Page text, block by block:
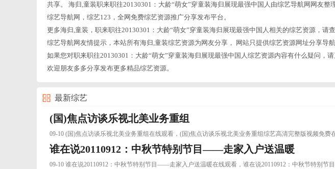
共享。 海归,童装职来职往20130301：大龄“萌女”穿童装海归展现最强中国人由综艺导航网网友整
综艺导航网，综艺123，全网免费综艺资源推广分享发布平台。
更多海归,童装，职来职往20130301：大龄“萌女”穿童装海归展现最强中国人相关的综艺资源，请
综艺导航网友情提示，本站所有海归,童装综艺资源为网友分享， 网站只提供综艺资源网址分享导航
如果您对职来职往20130301：大龄“萌女”穿童装海归展现最强中国人综艺资源内容有什么疑问，请
欢迎朋友多多分享发布更多精品综艺资源。
最新综艺
(国)焦点访谈乐视北美业务重组
09-10 (国)焦点访谈乐视北美业务重组在线观看，(国)焦点访谈乐视北美业务重组综艺高清完整版视频免费
谁在说20110912：中秋节特别节目——走家入户送温暖
09-10 谁在说20110912：中秋节特别节目——走家入户送温暖在线观看，谁在说20110912：中秋节特别